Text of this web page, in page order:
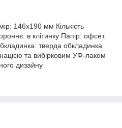
146x190 мм Кількість
в клітинку Папір: офсет.
тверда обкладинка
та вибірковим УФ-лаком
дизайну